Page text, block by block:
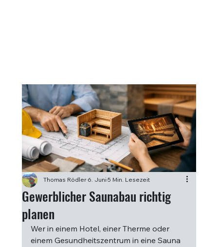
Gewerblicher Saunabau richtig
planen
Thomas Rödler6. Juni5 Min. Lesezeit
Wer in einem Hotel, einer Therme oder
einem Gesundheitszentrum in eine Sauna